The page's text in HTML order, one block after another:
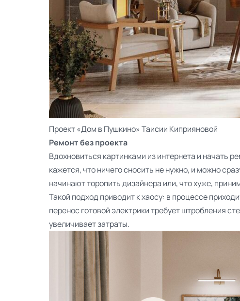
Проект«Дом в Пушкино» Таисии Киприяновой
Ремонт без проекта
Вдохновиться картинками из интернета и начать
кажется, что ничего сносить не нужно, и можно
начинают торопить дизайнера или, что хуже,
Такой подход приводит к хаосу: в процессе
перенос готовой электрики требует штробления
увеличивает затраты.